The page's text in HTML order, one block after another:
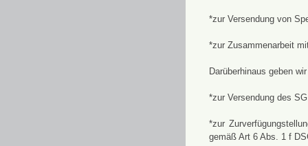
*zur Versendung von
*zur Zusammenarbeit
Darüberhinaus geben
*zur Versendung des
*zur
gemäß Art 6 Abs. 1 f